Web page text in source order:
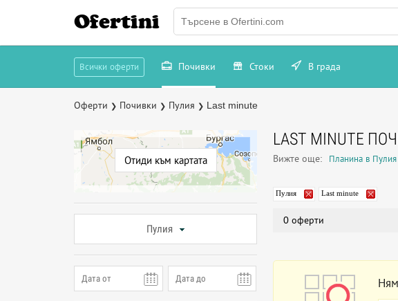
Ofertini
Всички оферти Почивки Стоки В града
Оферти ❯ Почивки ❯ Пулия ❯ Last minute
Отиди към картата
Пулия
LAST MINUTE
Вижте още: Планина в Пулия
Пулия Last minute
0 оферти